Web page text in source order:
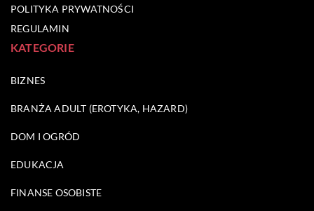
POLITYKA PRYWATNOŚCI
REGULAMIN
KATEGORIE
BIZNES
BRANŻA ADULT (EROTYKA, HAZARD)
DOM I OGRÓD
EDUKACJA
FINANSE OSOBISTE